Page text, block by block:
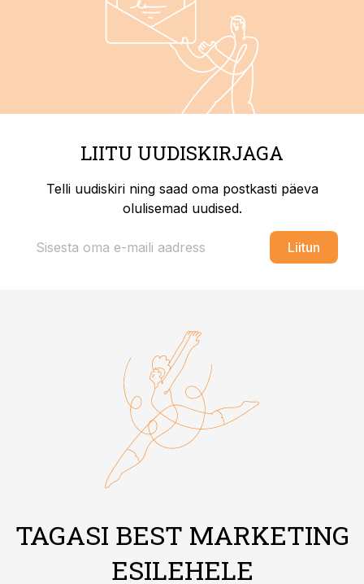
LIITU UUDISKIRJAGA
Telli uudiskiri ning saad oma postkasti päeva
olulisemad uudised.
Liitun
TAGASI BEST MARKETING
ESILEHELE